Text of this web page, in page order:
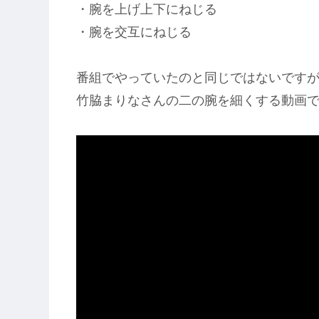
・腕を上げ上下にねじる
・腕を交互にねじる
番組でやっていたのと同じではないですが
竹脇まりなさんの二の腕を細くする動画で